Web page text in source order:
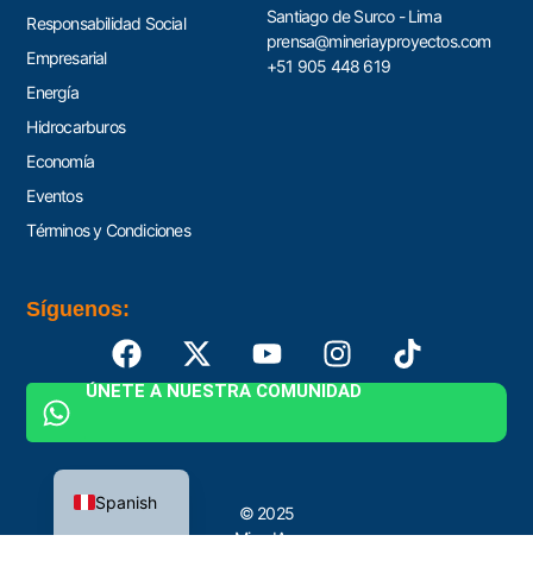
Responsabilidad Social
Empresarial
Energía
Hidrocarburos
Economía
Eventos
Términos y Condiciones
Santiago de Surco - Lima
prensa@mineriayproyectos.com
+51 905 448 619
Síguenos:
ÚNETE A NUESTRA COMUNIDAD
© 2025
MinerIA y
Spanish